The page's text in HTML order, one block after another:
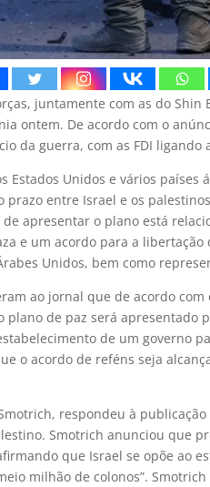
juntamente com as do
ontem. De acordo com o
da guerra, com as FDI ligando
Estados Unidos e vários
prazo entre Israel e os
apresentar o plano está
e um acordo para a
Unidos, bem como
ao jornal que de acordo
plano de paz será apresentado
de um governo
o acordo de reféns seja
respondeu à
Smotrich anunciou que
que Israel se opõe ao
milhão de colonos”.